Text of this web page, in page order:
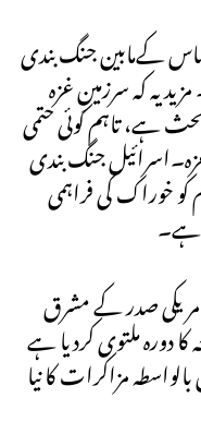
کےمابین جنگ بندی
یہ کہ سرزمینِ غزہ
ہے، تاہم کوئی حتمی
جنگ بندی
خوراک کی فراہمی
ہے۔
صدر کے مشرق
دورہ ملتوی کردیا ہے
مزاکرات کا نیا